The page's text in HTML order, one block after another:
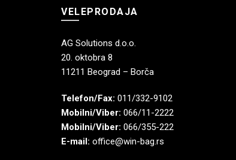
VELEPRODAJA
AG Solutions d.o.o.
20. oktobra 8
11211 Beograd – Borča
Telefon/Fax: 011/332-9102
Mobilni/Viber: 066/11-2222
Mobilni/Viber: 066/355-222
E-mail: office@win-bag.rs